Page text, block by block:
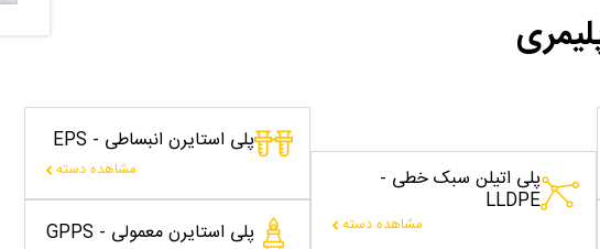
پلی اتیلن سبک خطی -
LLDPE
مشاهده دسته
پلی استایرن انبساطی - EPS
مشاهده دسته
پلی استایرن معمولی - GPPS